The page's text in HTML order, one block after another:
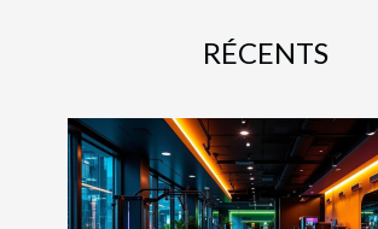
RÉCENTS